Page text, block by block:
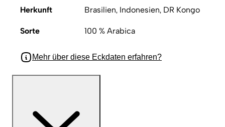
Herkunft Brasilien, Indonesien, DR Kongo
Sorte 100 % Arabica
Mehr über diese Eckdaten erfahren?